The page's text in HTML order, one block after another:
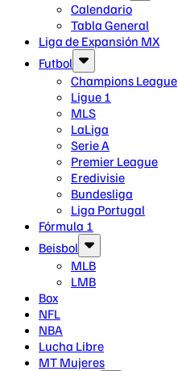
Calendario
Tabla General
Liga de Expansión MX
Futbol
Champions League
Ligue 1
MLS
LaLiga
Serie A
Premier League
Eredivisie
Bundesliga
Liga Portugal
Fórmula 1
Beisbol
MLB
LMB
Box
NFL
NBA
Lucha Libre
MT Mujeres